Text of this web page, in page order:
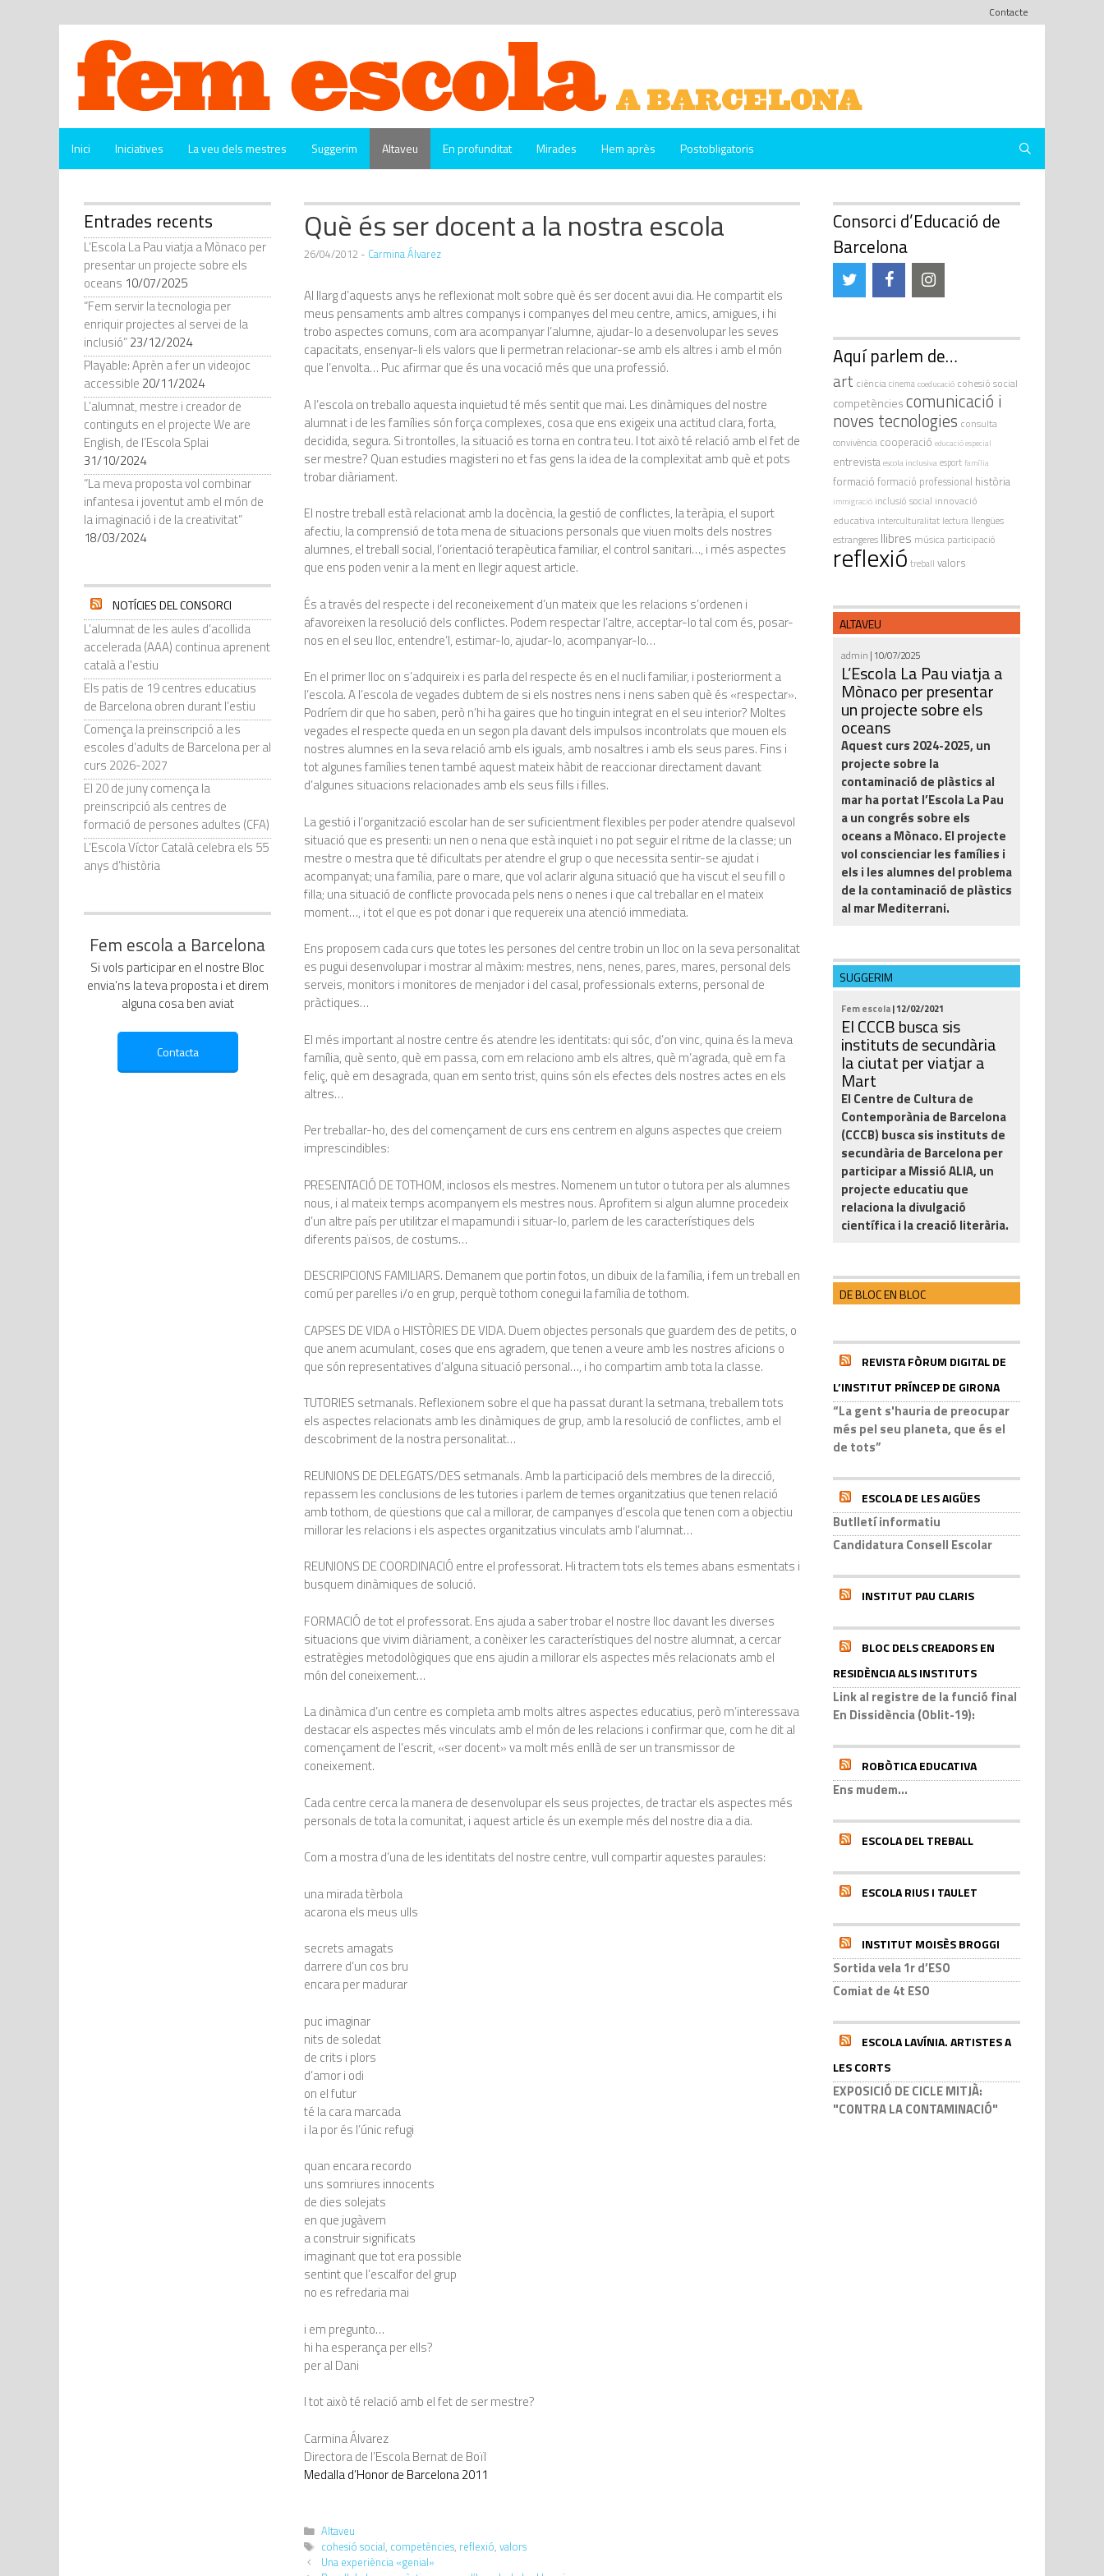
Contacte
Inici Iniciatives La veu dels mestres Suggerim Altaveu En profunditat Mirades Hem après Postobligatoris
Què és ser docent a la nostra escola
26/04/2012 - Carmina Álvarez
Al llarg d’aquests anys he reflexionat molt sobre què és ser docent avui dia. He compartit els
meus pensaments amb altres companys i companyes del meu centre, amics, amigues, i hi
trobo aspectes comuns, com ara acompanyar l’alumne, ajudar-lo a desenvolupar les seves
capacitats, ensenyar-li els valors que li permetran relacionar-se amb els altres i amb el món
que l’envolta… Puc afirmar que és una vocació més que una professió.
A l’escola on treballo aquesta inquietud té més sentit que mai. Les dinàmiques del nostre
alumnat i de les famílies són força complexes, cosa que ens exigeix una actitud clara, forta,
decidida, segura. Si trontolles, la situació es torna en contra teu. I tot això té relació amb el fet de
ser mestre? Quan estudies magisteri no et fas gens la idea de la complexitat amb què et pots
trobar diàriament.
El nostre treball està relacionat amb la docència, la gestió de conflictes, la teràpia, el suport
afectiu, la comprensió de tota mena de situacions personals que viuen molts dels nostres
alumnes, el treball social, l’orientació terapèutica familiar, el control sanitari…, i més aspectes
que ens poden venir a la ment en llegir aquest article.
És a través del respecte i del reconeixement d’un mateix que les relacions s’ordenen i
afavoreixen la resolució dels conflictes. Podem respectar l’altre, acceptar-lo tal com és, posar-
nos en el seu lloc, entendre’l, estimar-lo, ajudar-lo, acompanyar-lo…
En el primer lloc on s’adquireix i es parla del respecte és en el nucli familiar, i posteriorment a
l’escola. A l’escola de vegades dubtem de si els nostres nens i nens saben què és «respectar».
Podríem dir que ho saben, però n’hi ha gaires que ho tinguin integrat en el seu interior? Moltes
vegades el respecte queda en un segon pla davant dels impulsos incontrolats que mouen els
nostres alumnes en la seva relació amb els iguals, amb nosaltres i amb els seus pares. Fins i
tot algunes famílies tenen també aquest mateix hàbit de reaccionar directament davant
d’algunes situacions relacionades amb els seus fills i filles.
La gestió i l’organització escolar han de ser suficientment flexibles per poder atendre qualsevol
situació que es presenti: un nen o nena que està inquiet i no pot seguir el ritme de la classe; un
mestre o mestra que té dificultats per atendre el grup o que necessita sentir-se ajudat i
acompanyat; una família, pare o mare, que vol aclarir alguna situació que ha viscut el seu fill o
filla; una situació de conflicte provocada pels nens o nenes i que cal treballar en el mateix
moment…, i tot el que es pot donar i que requereix una atenció immediata.
Ens proposem cada curs que totes les persones del centre trobin un lloc on la seva personalitat
es pugui desenvolupar i mostrar al màxim: mestres, nens, nenes, pares, mares, personal dels
serveis, monitors i monitores de menjador i del casal, professionals externs, personal de
pràctiques…
El més important al nostre centre és atendre les identitats: qui sóc, d’on vinc, quina és la meva
família, què sento, què em passa, com em relaciono amb els altres, què m’agrada, què em fa
feliç, què em desagrada, quan em sento trist, quins són els efectes dels nostres actes en els
altres…
Per treballar-ho, des del començament de curs ens centrem en alguns aspectes que creiem
imprescindibles:
PRESENTACIÓ DE TOTHOM, inclosos els mestres. Nomenem un tutor o tutora per als alumnes
nous, i al mateix temps acompanyem els mestres nous. Aprofitem si algun alumne procedeix
d’un altre país per utilitzar el mapamundi i situar-lo, parlem de les característiques dels
diferents països, de costums…
DESCRIPCIONS FAMILIARS. Demanem que portin fotos, un dibuix de la família, i fem un treball en
comú per parelles i/o en grup, perquè tothom conegui la família de tothom.
CAPSES DE VIDA o HISTÒRIES DE VIDA. Duem objectes personals que guardem des de petits, o
que anem acumulant, coses que ens agradem, que tenen a veure amb les nostres aficions o
que són representatives d’alguna situació personal…, i ho compartim amb tota la classe.
TUTORIES setmanals. Reflexionem sobre el que ha passat durant la setmana, treballem tots
els aspectes relacionats amb les dinàmiques de grup, amb la resolució de conflictes, amb el
descobriment de la nostra personalitat…
REUNIONS DE DELEGATS/DES setmanals. Amb la participació dels membres de la direcció,
repassem les conclusions de les tutories i parlem de temes organitzatius que tenen relació
amb tothom, de qüestions que cal a millorar, de campanyes d’escola que tenen com a objectiu
millorar les relacions i els aspectes organitzatius vinculats amb l’alumnat…
REUNIONS DE COORDINACIÓ entre el professorat. Hi tractem tots els temes abans esmentats i
busquem dinàmiques de solució.
FORMACIÓ de tot el professorat. Ens ajuda a saber trobar el nostre lloc davant les diverses
situacions que vivim diàriament, a conèixer les característiques del nostre alumnat, a cercar
estratègies metodològiques que ens ajudin a millorar els aspectes més relacionats amb el
món del coneixement…
La dinàmica d’un centre es completa amb molts altres aspectes educatius, però m’interessava
destacar els aspectes més vinculats amb el món de les relacions i confirmar que, com he dit al
començament de l’escrit, «ser docent» va molt més enllà de ser un transmissor de
coneixement.
Cada centre cerca la manera de desenvolupar els seus projectes, de tractar els aspectes més
personals de tota la comunitat, i aquest article és un exemple més del nostre dia a dia.
Com a mostra d’una de les identitats del nostre centre, vull compartir aquestes paraules:
una mirada tèrbola
acarona els meus ulls
secrets amagats
darrere d’un cos bru
encara per madurar
puc imaginar
nits de soledat
de crits i plors
d’amor i odi
on el futur
té la cara marcada
i la por és l’únic refugi
quan encara recordo
uns somriures innocents
de dies solejats
en que jugàvem
a construir significats
imaginant que tot era possible
sentint que l’escalfor del grup
no es refredaria mai
i em pregunto…
hi ha esperança per ells?
per al Dani
I tot això té relació amb el fet de ser mestre?
Carmina Álvarez
Directora de l’Escola Bernat de Boïl
Medalla d’Honor de Barcelona 2011
Altaveu
cohesió social, competències, reflexió, valors
Una experiència «genial»
Entrades recents
L’Escola La Pau viatja a Mònaco per
presentar un projecte sobre els
oceans 10/07/2025
“Fem servir la tecnologia per
enriquir projectes al servei de la
inclusió”23/12/2024
Playable: Aprèn a fer un videojoc
accessible 20/11/2024
L’alumnat, mestre i creador de
continguts en el projecte We are
English, de l’Escola Splai
31/10/2024
“La meva proposta vol combinar
infantesa i joventut amb el món de
la imaginació i de la creativitat”
18/03/2024
NOTÍCIES DEL CONSORCI
L’alumnat de les aules d’acollida
accelerada (AAA) continua aprenent
català a l'estiu
Els patis de 19 centres educatius
de Barcelona obren durant l’estiu
Comença la preinscripció a les
escoles d’adults de Barcelona per al
curs 2026-2027
El 20 de juny comença la
preinscripció als centres de
formació de persones adultes (CFA)
L’Escola Víctor Català celebra els 55
anys d’història
Fem escola a Barcelona
Si vols participar en el nostre Bloc
envia’ns la teva proposta i et direm
alguna cosa ben aviat
Consorci d’Educació de
Barcelona
Aquí parlem de…
art ciènciacinemacoeducació cohesió social
competènciescomunicació i
noves tecnologies consulta
convivència cooperació educació especial
entrevistaescola inclusivaesport família
formació formació professional història
immigració inclusió social innovació
educativa interculturalitat lectura llengües
estrangeres llibres música participació
reflexió treball valors
ALTAVEU
admin | 10/07/2025
L’Escola La Pau viatja a
Mònaco per presentar
un projecte sobre els
oceans
Aquest curs 2024-2025, un
projecte sobre la
contaminació de plàstics al
mar ha portat l’Escola La Pau
a un congrés sobre els
oceans a Mònaco. El projecte
vol conscienciar les famílies i
els i les alumnes del problema
de la contaminació de plàstics
al mar Mediterrani.
SUGGERIM
Fem escola| 12/02/2021
El CCCB busca sis
instituts de secundària
la ciutat per viatjar a
Mart
El Centre de Cultura de
Contemporània de Barcelona
(CCCB) busca sis instituts de
secundària de Barcelona per
participar a Missió ALIA, un
projecte educatiu que
relaciona la divulgació
científica i la creació literària.
DE BLOC EN BLOC
REVISTA FÒRUM DIGITAL DE
L’INSTITUT PRÍNCEP DE GIRONA
“La gent s'hauria de preocupar
més pel seu planeta, que és el
de tots”
ESCOLA DE LES AIGÜES
Butlletí informatiu
Candidatura Consell Escolar
INSTITUT PAU CLARIS
BLOC DELS CREADORS EN
RESIDÈNCIA ALS INSTITUTS
Link al registre de la funció final
En Dissidència (Oblit-19):
ROBÒTICA EDUCATIVA
Ens mudem...
ESCOLA DEL TREBALL
ESCOLA RIUS I TAULET
INSTITUT MOISÈS BROGGI
Sortida vela 1r d’ESO
Comiat de 4t ESO
ESCOLA LAVÍNIA. ARTISTES A
LES CORTS
EXPOSICIÓ DE CICLE MITJÀ:
"CONTRA LA CONTAMINACIÓ"